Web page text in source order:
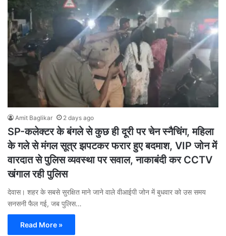
Amit Baglikar 2 days ago
SP-कलेक्टर के बंगले से कुछ ही दूरी पर चेन स्नैचिंग, महिला
के गले से मंगल सूत्र झपटकर फरार हुए बदमाश, VIP जोन में
वारदात से पुलिस व्यवस्था पर सवाल, नाकाबंदी कर CCTV
खंगाल रही पुलिस
देवास। शहर के सबसे सुरक्षित माने जाने वाले वीआईपी जोन में बुधवार को उस समय
सनसनी फैल गई, जब पुलिस…
Read More »